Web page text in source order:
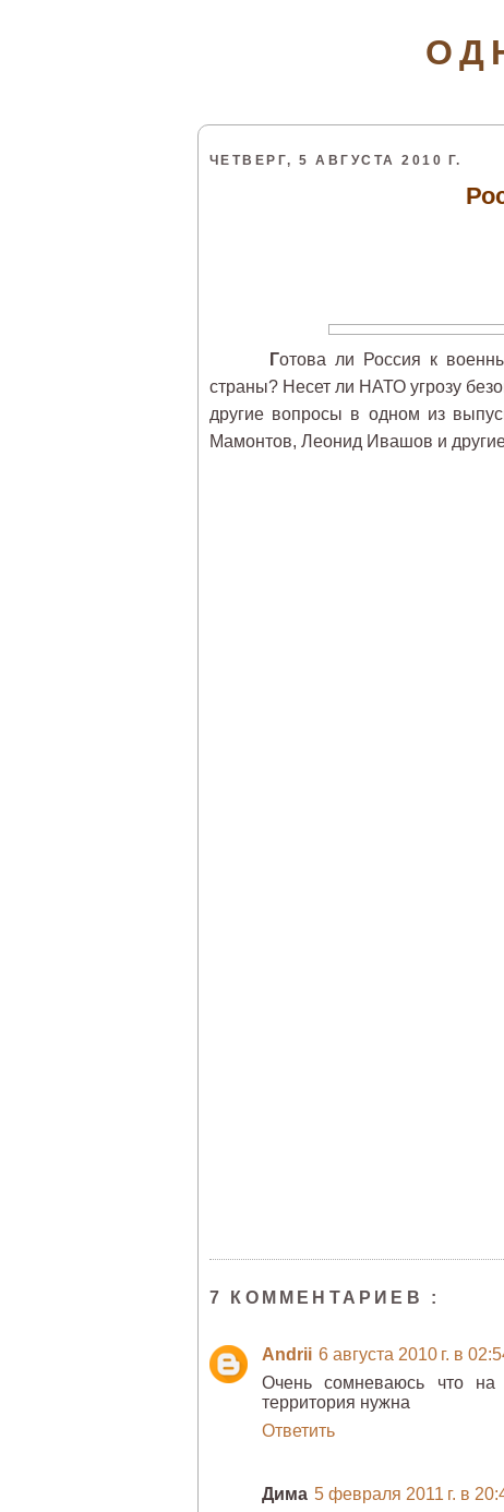
ЧЕТВЕРГ, 5 АВГУСТА 2010 Г.
Готова ли Россия к
страны? Несет ли НАТО угрозу
другие вопросы в одном из
Мамонтов, Леонид Ивашов и
7 КОММЕНТАРИЕВ :
Andrii 6 августа 2010 г. в
Очень сомневаюсь что на
территория нужна
Ответить
Дима 5 февраля 2011 г. в